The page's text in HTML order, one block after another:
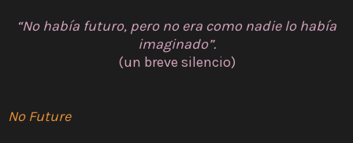
“No había futuro, pero no era como nadie lo había
imaginado”.
(un breve silencio)
No Future